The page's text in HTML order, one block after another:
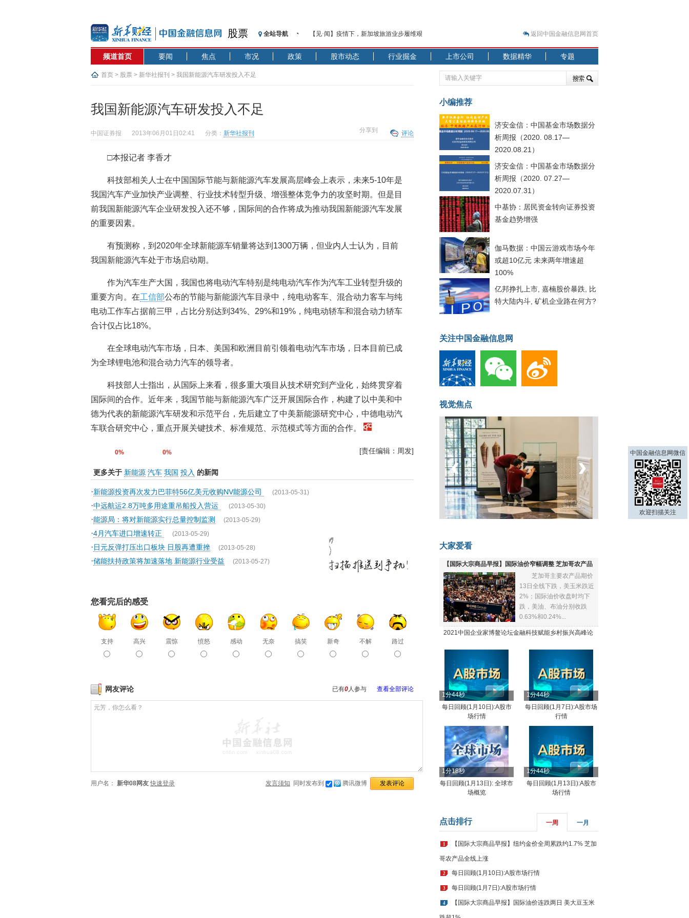
股票 全站导航
【见·闻】疫情下，新加坡旅游业步履维艰
记者手记：疫情下的香港零售业如何浴火重生？
【见·闻】疫情下一家香港传统零售商的转型突围之旅
济安金信：中国基金市场数据分析周报（2020. 07.27—2020.07.31）
【新华财经调查】同业存单、结构性存款玩起“跷跷板” 结构性失衡藏
央行公开市场净投放300亿元 短端资金利率明显下行
基本面及股市双轮冲击 债市回调十年期债表现最弱
沥青期货连续两日涨逾3% 沪银及两粕涨势喜人
恒生聚源：北斗收官之星发射成功，全产业链解析
返回中国金融信息网首页
频道首页 要闻 焦点 市况 政策 股市动态 行业掘金 上市公司 数据精华 专题
首页 > 股票 > 新华社报刊 > 我国新能源汽车研发投入不足
我国新能源汽车研发投入不足
评论
分享到
中国证券报 2013年06月01日02:41 分类： 新华社报刊
□本报记者 李香才
科技部相关人士在中国国际节能与新能源汽车发展高层峰会上表示，未来5-10年是
我国汽车产业加快产业调整、行业技术转型升级、增强整体竞争力的攻坚时期。但是目
前我国新能源汽车企业研发投入还不够，国际间的合作将成为推动我国新能源汽车发展
的重要因素。
有预测称，到2020年全球新能源车销量将达到1300万辆，但业内人士认为，目前
我国新能源汽车处于市场启动期。
作为汽车生产大国，我国也将电动汽车特别是纯电动汽车作为汽车工业转型升级的
重要方向。在工信部公布的节能与新能源汽车目录中，纯电动客车、混合动力客车与纯
电动工作车占据前三甲，占比分别达到34%、29%和19%，纯电动轿车和混合动力轿车
合计仅占比18%。
在全球电动汽车市场，日本、美国和欧洲目前引领着电动汽车市场，日本目前已成
为全球锂电池和混合动力汽车的领导者。
科技部人士指出，从国际上来看，很多重大项目从技术研究到产业化，始终贯穿着
国际间的合作。近年来，我国节能与新能源汽车广泛开展国际合作，构建了以中美和中
德为代表的新能源汽车研发和示范平台，先后建立了中美新能源研究中心，中德电动汽
车联合研究中心，重点开展关键技术、标准规范、示范模式等方面的合作。
0% 0% [责任编辑：周发]
更多关于 新能源 汽车 我国 投入 的新闻
·新能源投资再次发力巴菲特56亿美元收购NV能源公司 (2013-05-31)
·中远航运2.8万吨多用途重吊船投入营运 (2013-05-30)
·能源局：将对新能源实行总量控制监测 (2013-05-29)
·4月汽车进口增速转正 (2013-05-29)
·日元反弹打压出口板块 日股再遭重挫 (2013-05-28)
·储能扶持政策将加速落地 新能源行业受益 (2013-05-27)
您看完后的感受
支持 高兴 震惊 愤怒 感动 无奈 搞笑 新奇 不解 路过
网友评论 已有0人参与 查看全部评论
用户名： 新华08网友 快速登录 发言须知 同时发布到 腾讯微博
小编推荐
济安金信：中国基金市场数据分
析周报（2020. 08.17—
2020.08.21）
济安金信：中国基金市场数据分
析周报（2020. 07.27—
2020.07.31）
中基协：居民资金转向证券投资
基金趋势增强
伽马数据：中国云游戏市场今年
或超10亿元 未来两年增速超
100%
亿邦挣扎上市, 嘉楠股价暴跌, 比
特大陆内斗, 矿机企业路在何方?
关注中国金融信息网
视觉焦点
菲律宾：防疫降级
‹ ›
大家爱看
【国际大宗商品早报】国际油价窄幅调整 芝加哥农产品
全线下跌
芝加哥主要农产品期价
13日全线下跌，美玉米跌近
2%；国际油价收盘时均下
跌，美油、布油分别收跌
0.63%和0.24%...
2021中国企业家博鳌论坛金融科技赋能乡村振兴高峰论
1分44秒
每日回顾(1月10日):A股市
场行情
1分44秒
每日回顾(1月7日):A股市场
行情
1分18秒
每日回顾(1月13日): 全球市
场概览
1分44秒
每日回顾(1月13日):A股市
场行情
点击排行 一周 一月
1 【国际大宗商品早报】纽约金价全周累跌约1.7% 芝加
哥农产品全线上涨
2 每日回顾(1月10日):A股市场行情
3 每日回顾(1月7日):A股市场行情
4 【国际大宗商品早报】国际油价连跌两日 美大豆玉米
中国金融信息网微信
欢迎扫描关注